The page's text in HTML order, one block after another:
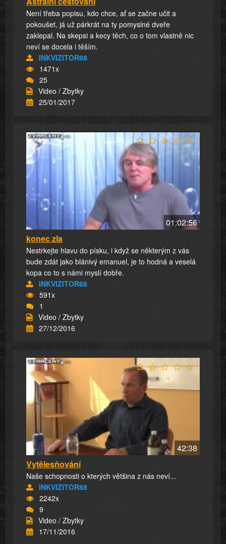
Není třeba popisu, kdo chce, ať se začne učit a
pokoušet, já už párkrát na ty pomyslné dveře
zaklepal. Na skepsi a kecy těch, co o tom vlastně nic
neví se docela i těším.
INKVIZITOR88
1471x
25
Video / Zbytky
25/01/2017
01:02:56
konec zla
Nestrkejte hlavu do písku, i když se některým z vás
bude zdát jako blánivý emanuel, je to hodná a veselá
kopa co to s námi myslí dobře.
INKVIZITOR88
591x
1
Video / Zbytky
27/12/2016
42:38
Vytělesňování
Naše schopnosti o kterých většina z nás neví...
INKVIZITOR88
2242x
9
Video / Zbytky
17/11/2016